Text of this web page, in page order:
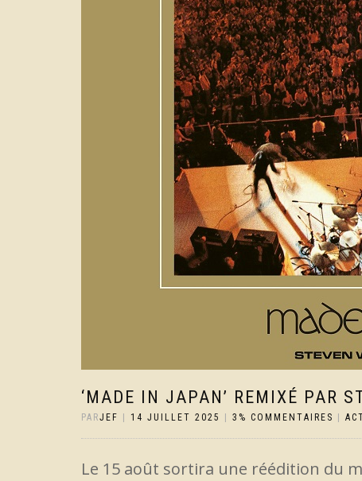
‘MADE IN JAPAN’ REMIXÉ PAR
PARJEF 14 JUILLET 2025 3% COMMENTAIRES
Le 15 août sortira une réédition du